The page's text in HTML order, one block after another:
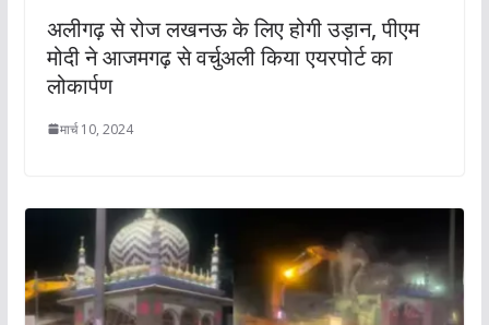
अलीगढ़ से रोज लखनऊ के लिए होगी उड़ान, पीएम
मोदी ने आजमगढ़ से वर्चुअली किया एयरपोर्ट का
लोकार्पण
मार्च 10, 2024